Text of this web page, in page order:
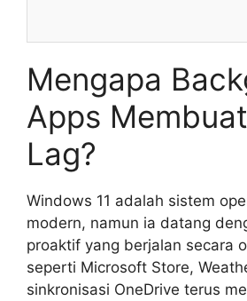
Mengapa
Apps
Lag?
Windows 11 adalah sistem
modern, namun ia datang
proaktif yang berjalan secara
seperti Microsoft Store,
sinkronisasi OneDrive terus